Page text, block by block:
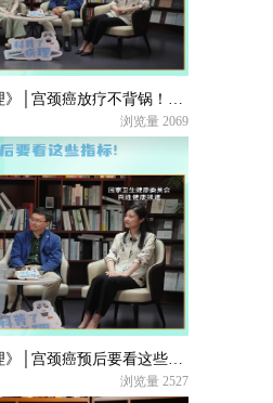
《科普了，病理》│宫颈癌放疗不背锅！医生拆穿掉发、拉肚子谣言
浏览量 2069
《科普了，病理》│宫颈癌预后要看这些指标！
浏览量 2527